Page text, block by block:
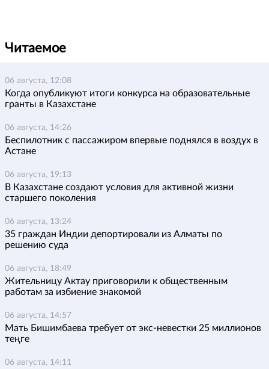
Читаемое
06 августа, 12:08
Когда опубликуют итоги конкурса на образовательные
гранты в Казахстане
06 августа, 14:26
Беспилотник с пассажиром впервые поднялся в воздух в
Астане
06 августа, 19:13
В Казахстане создают условия для активной жизни
старшего поколения
06 августа, 13:24
35 граждан Индии депортировали из Алматы по
решению суда
06 августа, 18:49
Жительницу Актау приговорили к общественным
работам за избиение знакомой
06 августа, 14:57
Мать Бишимбаева требует от экс-невестки 25 миллионов
теңге
06 августа, 14:11